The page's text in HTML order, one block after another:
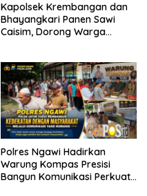
Kapolsek Krembangan dan
Bhayangkari Panen Sawi
Caisim, Dorong Warga
Polres Ngawi Hadirkan
Warung Kompas Presisi
Bangun Komunikasi Perkuat